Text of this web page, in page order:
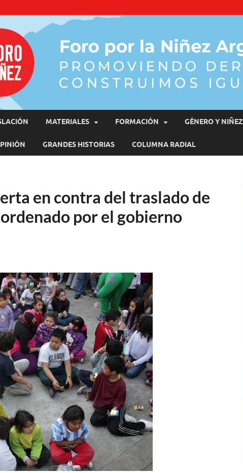
Promoviendo Derechos, Construimos Igualdad
MATERIALES FORMACIÓN GÉNERO Y NIÑEZ
GRANDES HISTORIAS COLUMNA RADIAL
en contra del traslado de
por el gobierno